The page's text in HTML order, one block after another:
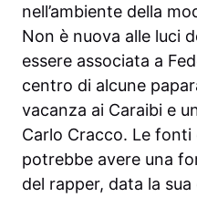
nell’ambiente della
Non è nuova alle luci
essere associata a
centro di alcune
vacanza ai Caraibi e
Carlo Cracco. Le
potrebbe avere una
del rapper, data la